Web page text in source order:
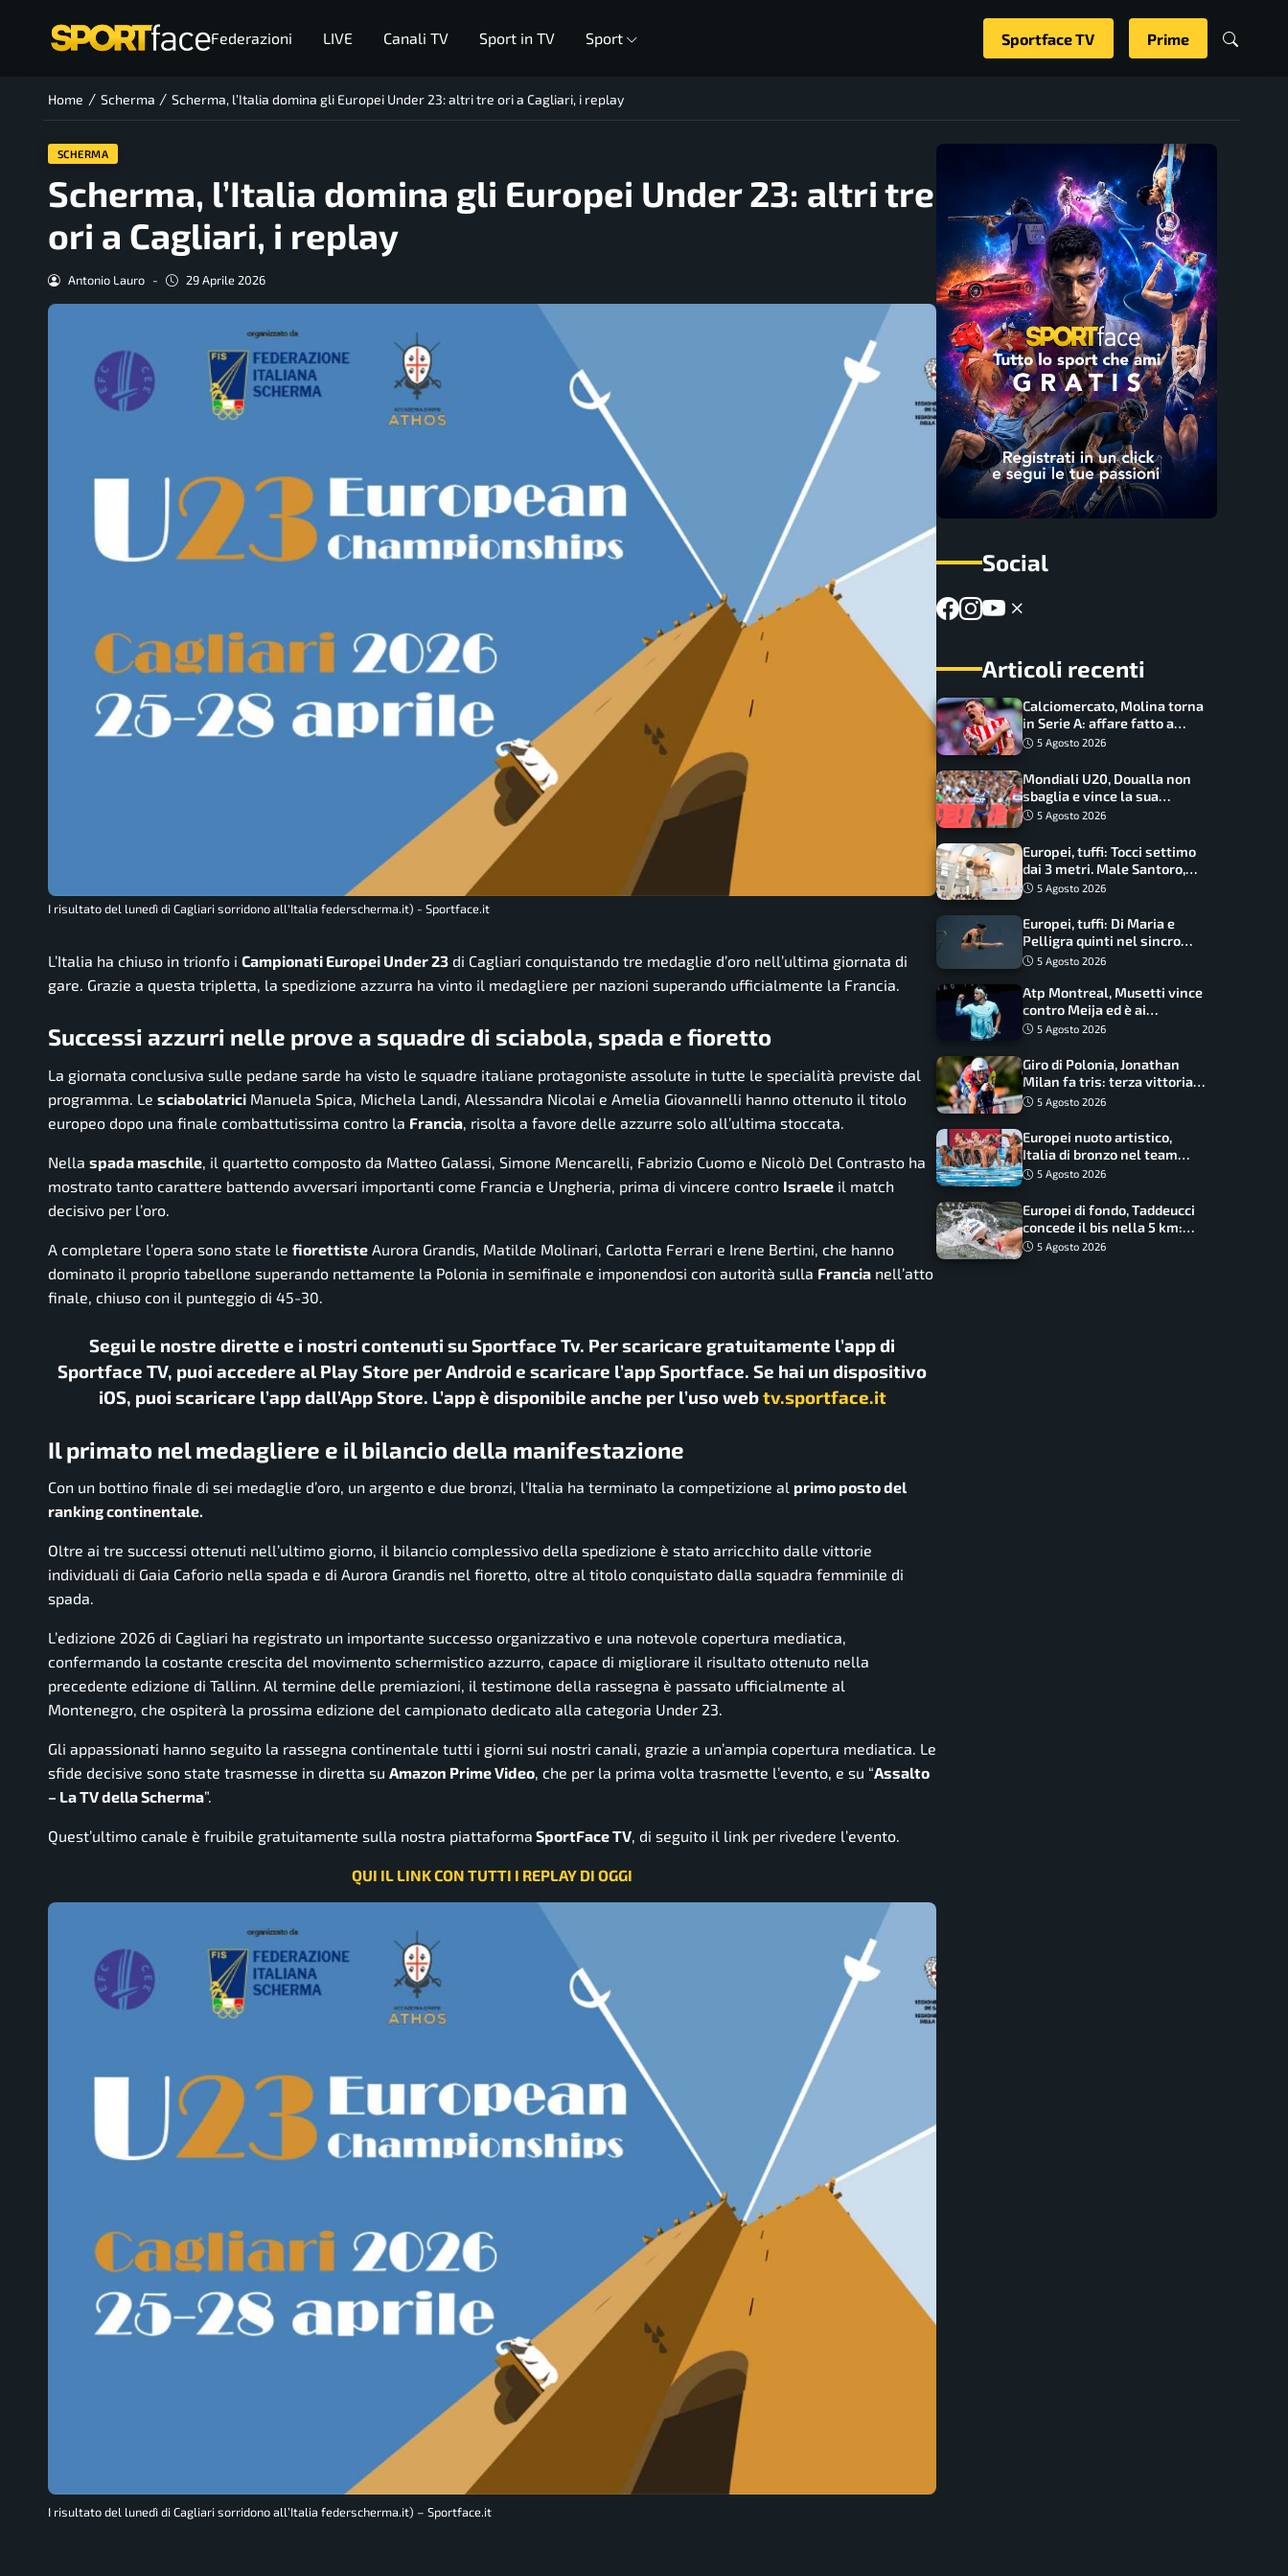
Federazioni LIVE Canali TV Sport in TV Sport Sportface TV Prime
Home / Scherma / Scherma, l’Italia domina gli Europei Under 23: altri tre ori a Cagliari, i replay
SCHERMA
Scherma, l’Italia domina gli Europei Under 23: altri tre
ori a Cagliari, i replay
Antonio Lauro - 29 Aprile 2026
I risultato del lunedì di Cagliari sorridono all'Italia federscherma.it) - Sportface.it
L’Italia ha chiuso in trionfo i Campionati Europei Under 23 di Cagliari conquistando tre medaglie d’oro nell’ultima giornata di
gare. Grazie a questa tripletta, la spedizione azzurra ha vinto il medagliere per nazioni superando ufficialmente la Francia.
Successi azzurri nelle prove a squadre di sciabola, spada e fioretto
La giornata conclusiva sulle pedane sarde ha visto le squadre italiane protagoniste assolute in tutte le specialità previste dal
programma. Le sciabolatrici Manuela Spica, Michela Landi, Alessandra Nicolai e Amelia Giovannelli hanno ottenuto il titolo
europeo dopo una finale combattutissima contro la Francia , risolta a favore delle azzurre solo all’ultima stoccata.
Nella spada maschile , il quartetto composto da Matteo Galassi, Simone Mencarelli, Fabrizio Cuomo e Nicolò Del Contrasto ha
mostrato tanto carattere battendo avversari importanti come Francia e Ungheria, prima di vincere contro Israele il match
decisivo per l’oro.
A completare l’opera sono state le fiorettiste Aurora Grandis, Matilde Molinari, Carlotta Ferrari e Irene Bertini, che hanno
dominato il proprio tabellone superando nettamente la Polonia in semifinale e imponendosi con autorità sulla Francia nell’atto
finale, chiuso con il punteggio di 45-30.
Segui le nostre dirette e i nostri contenuti su Sportface Tv. Per scaricare gratuitamente l’app di
Sportface TV, puoi accedere al Play Store per Android e scaricare l’app Sportface. Se hai un dispositivo
iOS, puoi scaricare l’app dall’App Store. L’app è disponibile anche per l’uso webtv.sportface.it
Il primato nel medagliere e il bilancio della manifestazione
Con un bottino finale di sei medaglie d’oro, un argento e due bronzi, l’Italia ha terminato la competizione al primo posto del
ranking continentale.
Oltre ai tre successi ottenuti nell’ultimo giorno, il bilancio complessivo della spedizione è stato arricchito dalle vittorie
individuali di Gaia Caforio nella spada e di Aurora Grandis nel fioretto, oltre al titolo conquistato dalla squadra femminile di
spada.
L’edizione 2026 di Cagliari ha registrato un importante successo organizzativo e una notevole copertura mediatica,
confermando la costante crescita del movimento schermistico azzurro, capace di migliorare il risultato ottenuto nella
precedente edizione di Tallinn. Al termine delle premiazioni, il testimone della rassegna è passato ufficialmente al
Montenegro, che ospiterà la prossima edizione del campionato dedicato alla categoria Under 23.
Gli appassionati hanno seguito la rassegna continentale tutti i giorni sui nostri canali, grazie a un’ampia copertura mediatica. Le
sfide decisive sono state trasmesse in diretta su Amazon Prime Video, che per la prima volta trasmette l’evento, e su “Assalto
– La TV della Scherma”.
Quest’ultimo canale è fruibile gratuitamente sulla nostra piattaforma SportFace TV, di seguito il link per rivedere l’evento.
QUI IL LINK CON TUTTI I REPLAY DI OGGI
I risultato del lunedì di Cagliari sorridono all’Italia federscherma.it) – Sportface.it
Social
Articoli recenti
Calciomercato, Molina torna
in Serie A: affare fatto a
cifre sorprendenti
5 Agosto 2026
Mondiali U20, Doualla non
sbaglia e vince la sua
batteria sui 100 metri:
5 Agosto 2026
Europei, tuffi: Tocci settimo
dai 3 metri. Male Santoro,
Wesemann si prende l’oro
5 Agosto 2026
Europei, tuffi: Di Maria e
Pelligra quinti nel sincro
misto. Oro all’Ucraina
5 Agosto 2026
Atp Montreal, Musetti vince
contro Meija ed è ai
sedicesimi
5 Agosto 2026
Giro di Polonia, Jonathan
Milan fa tris: terza vittoria
consecutiva e primato
5 Agosto 2026
Europei nuoto artistico,
Italia di bronzo nel team
acrobatic: terzo podio
5 Agosto 2026
Europei di fondo, Taddeucci
concede il bis nella 5 km:
oro azzurro, Pozzobon
5 Agosto 2026